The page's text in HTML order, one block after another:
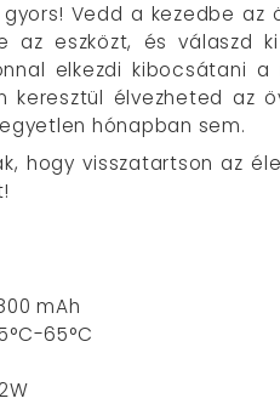
Vedd a kezedbe
az eszközt, és
elkezdi kibocsátani
keresztül élvezheted az
hónapban sem.
hogy visszatartson az
mAh
65°C